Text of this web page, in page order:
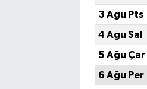
3 Ağu Pts
4 Ağu Sal
5 Ağu Çar
6 Ağu Per